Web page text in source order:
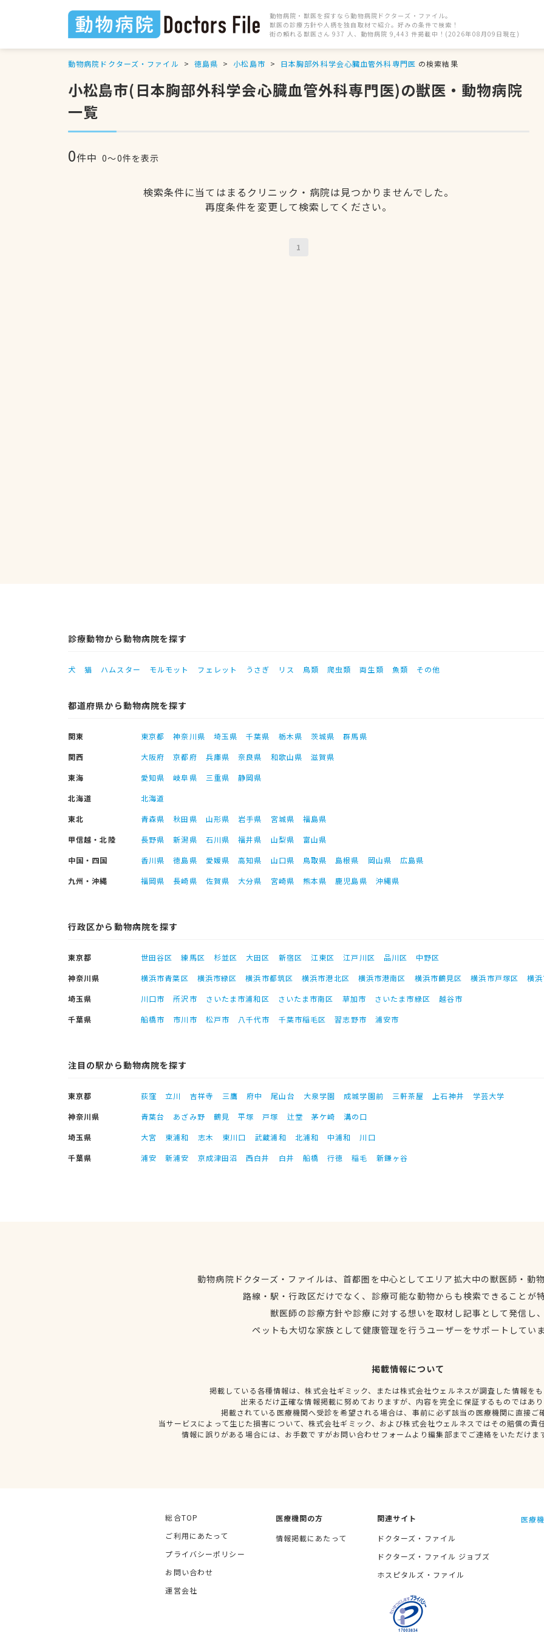
動物病院・獣医を探すなら動物病院ドクターズ・ファイル。
獣医の診療方針や人柄を独自取材で紹介。好みの条件で検索！
街の頼れる獣医さん 937 人、動物病院 9,443 件掲載中！(2026年08月09日現在)
動物病院ドクターズ・ファイル 徳島県 小松島市 日本胸部外科学会心臓血管外科専門医 の検索結果
小松島市(日本胸部外科学会心臓血管外科専門医)の獣医・動物病院
一覧
0件中 0〜0件を表示
検索条件に当てはまるクリニック・病院は見つかりませんでした。
再度条件を変更して検索してください。
1
診療動物から動物病院を探す
犬 猫 ハムスター モルモット フェレット うさぎ リス 鳥類 爬虫類 両生類 魚類 その他
都道府県から動物病院を探す
関東 東京都 神奈川県 埼玉県 千葉県 栃木県 茨城県
群馬県
関西
大阪府 京都府 兵庫県 奈良県 和歌山県
滋賀県
東海
愛知県 岐阜県 三重県
静岡県
北海道
北海道
東北
青森県 秋田県 山形県 岩手県 宮城県
福島県
甲信越・北陸
長野県 新潟県 石川県 福井県 山梨県
富山県
中国・四国
香川県 徳島県 愛媛県 高知県 山口県 鳥取県 島根県 岡山県
広島県
九州・沖縄
福岡県 長崎県 佐賀県 大分県 宮崎県 熊本県 鹿児島県 沖縄県
行政区から動物病院を探す
東京都 世田谷区 練馬区 杉並区 大田区 新宿区 江東区 江戸川区 品川区
中野区
神奈川県
横浜市青葉区 横浜市緑区 横浜市都筑区 横浜市港北区 横浜市港南区 横浜市鶴見区 横浜市戸塚区
横
埼玉県
川口市 所沢市 さいたま市浦和区 さいたま市南区 草加市 さいたま市緑区
越谷市
千葉県
船橋市 市川市 松戸市 八千代市 千葉市稲毛区 習志野市 浦安市
注目の駅から動物病院を探す
東京都 荻窪 立川 吉祥寺 三鷹 府中 尾山台 大泉学園 成城学園前 三軒茶屋 上石神井
学芸大学
神奈川県
青葉台 あざみ野 鶴見 平塚 戸塚 辻堂 茅ケ崎
溝の口
埼玉県
大宮 東浦和 志木 東川口 武蔵浦和 北浦和 中浦和
川口
千葉県
浦安 新浦安 京成津田沼 西白井 白井 船橋 行徳 稲毛 新鎌ヶ谷
動物病院ドクターズ・ファイルは、首都圏を中心としてエリア拡大中の獣医師・動
路線・駅・行政区だけでなく、診療可能な動物からも検索できることが
獣医師の診療方針や診療に対する想いを取材し記事として発信し
ペットも大切な家族として健康管理を行うユーザーをサポートしてい
掲載情報について
掲載している各種情報は、株式会社ギミック、または株式会社ウェルネスが調査した情報を
出来るだけ正確な情報掲載に努めておりますが、内容を完全に保証するものではあ
掲載されている医療機関へ受診を希望される場合は、事前に必ず該当の医療機関に直接ご
当サービスによって生じた損害について、株式会社ギミック、および株式会社ウェルネスではその賠償の責
情報に誤りがある場合には、お手数ですがお問い合わせフォームより編集部までご連絡をいただけま
総合TOP
ご利用にあたって
プライバシーポリシー
お問い合わせ
運営会社
医療機関の方
情報掲載にあたって
関連サイト
ドクターズ・ファイル
ドクターズ・ファイル ジョブズ
ホスピタルズ・ファイル
医療